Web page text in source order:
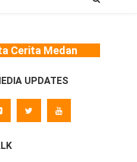
Cerita Medan
UPDATES